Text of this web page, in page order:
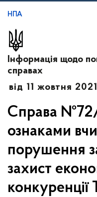
в
о
с
НПА
Інформація щодо
справах
від 11 жовтня
Справа №72/
ознаками
порушення
захист